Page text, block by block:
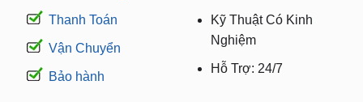
Thanh Toán
Vận Chuyển
Bảo hành
Kỹ Thuật Có Kinh
Nghiệm
Hỗ Trợ: 24/7